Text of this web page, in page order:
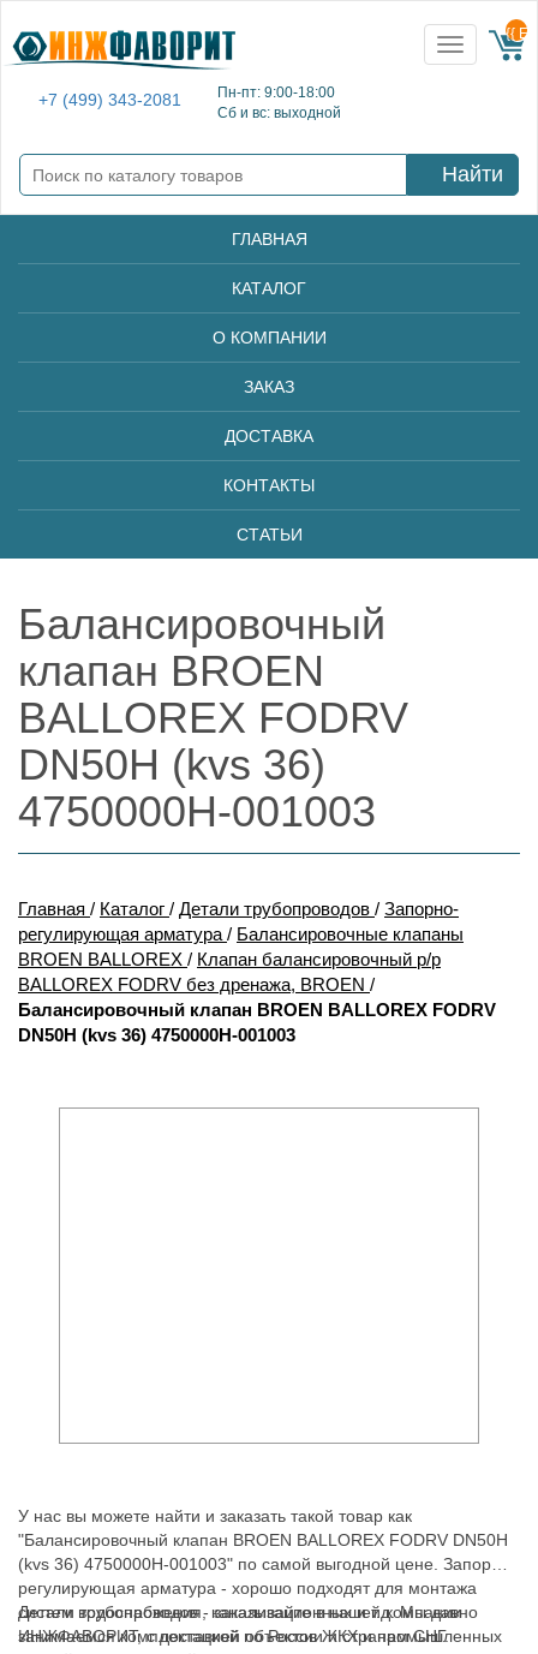
+7 (499) 343-2081
Пн-пт: 9:00-18:00
Сб и вс: выходной
Toggle
navigation
{{
Найти
ГЛАВНАЯ
КАТАЛОГ
О КОМПАНИИ
ЗАКАЗ
ДОСТАВКА
КОНТАКТЫ
СТАТЬИ
Балансировочный
клапан BROEN
BALLOREX FODRV
DN50H (kvs 36)
4750000H-001003
Главная / Каталог / Детали трубопроводов / Запорно-
регулирующая арматура / Балансировочные клапаны
BROEN BALLOREX / Клапан балансировочный р/р
BALLOREX FODRV без дренажа, BROEN /
Балансировочный клапан BROEN BALLOREX FODRV
DN50H (kvs 36) 4750000H-001003
У нас вы можете найти и заказать такой товар как
"Балансировочный клапан BROEN BALLOREX FODRV DN50H
(kvs 36) 4750000H-001003" по самой выгодной цене. Запорно-
регулирующая арматура - хорошо подходят для монтажа
систем водоснабжения, канализационных и т.д. Мы давно
занимаемся комплектацией объектов ЖКХ и промышленных
Детали трубопроводов - заказывайте в нашей компании
ИНЖФАВОРИТ, с доставкой по России и странам СНГ.